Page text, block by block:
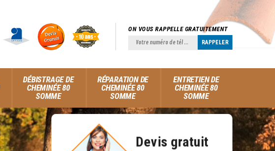
ON VOUS RAPPELLE GRATUITEMENT
DÉBISTRAGE DE
CHEMINÉE 80
SOMME
RÉPARATION DE
CHEMINÉE 80
SOMME
ENTRETIEN DE
CHEMINÉE 80
SOMME
Devis gratuit